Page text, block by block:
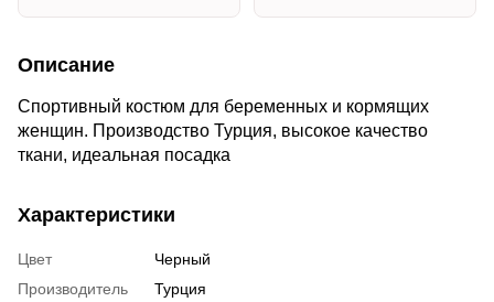
Описание
Спортивный костюм для беременных и кормящих
женщин. Производство Турция, высокое качество
ткани, идеальная посадка
Характеристики
Цвет
Черный
Производитель
Турция